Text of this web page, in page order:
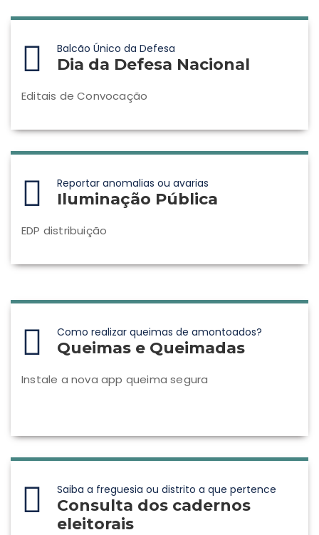
Balcão Único da Defesa
Dia da Defesa Nacional
Editais de Convocação
Reportar anomalias ou avarias
Iluminação Pública
EDP distribuição
Como realizar queimas de amontoados?
Queimas e Queimadas
Instale a nova app queima segura
Saiba a freguesia ou distrito a que pertence
Consulta dos cadernos
eleitorais